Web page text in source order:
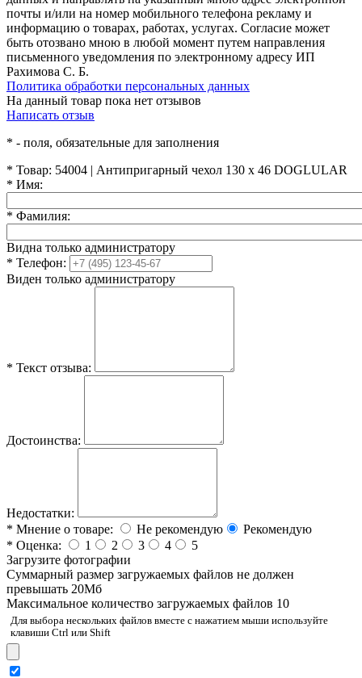
почты и/или на номер мобильного телефона рекламу и
информацию о товарах, работах, услугах. Согласие может
быть отозвано мною в любой момент путем направления
письменного уведомления по электронному адресу ИП
Рахимова С. Б.
Политика обработки персональных данных
На данный товар пока нет отзывов
Написать отзыв
* - поля, обязательные для заполнения
* Товар: 54004 | Антипригарный чехол 130 х 46 DOGLULAR
* Имя:
* Фамилия:
Видна только администратору
* Телефон:
Виден только администратору
* Текст отзыва:
Достоинства:
Недостатки:
* Мнение о товаре: Не рекомендую
Рекомендую
* Оценка: 1 2 3 4
5
Загрузите фотографии
Cуммарный размер загружаемых файлов не должен
превышать 20Мб
Максимальное количество загружаемых файлов 10
Для выбора нескольких файлов вместе с нажатием мыши используйте
клавиши Ctrl или Shift